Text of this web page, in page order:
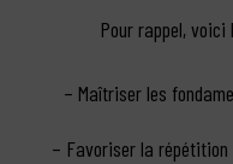
Pour rappel,
– Maîtriser les
– Favoriser la